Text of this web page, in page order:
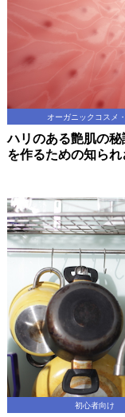
オーガニックコスメ
ハリのある艶肌の
を作るための知られ
初心者向け